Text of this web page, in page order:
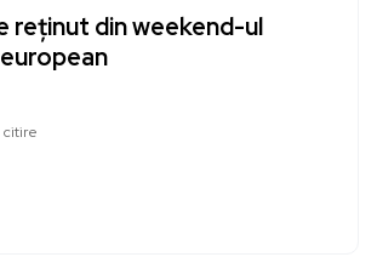
reținut din weekend-ul
citire